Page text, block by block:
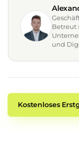
Betreut
und
Kostenloses